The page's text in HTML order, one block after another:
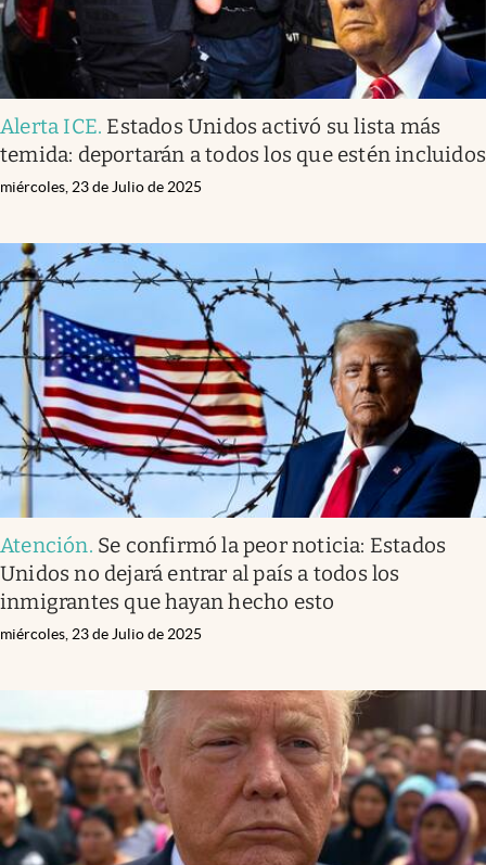
Alerta ICE. Estados Unidos activó su lista más
temida: deportarán a todos los que estén incluidos
miércoles, 23 de Julio de 2025
Atención. Se confirmó la peor noticia: Estados
Unidos no dejará entrar al país a todos los
inmigrantes que hayan hecho esto
miércoles, 23 de Julio de 2025